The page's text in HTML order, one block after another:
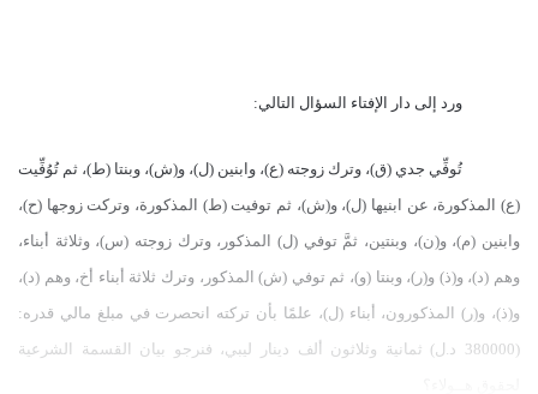
ورد إلى دار الإفتاء السؤال التالي:
تُوفِّي جدي (ق)، وترك زوجته (ع)، وابنين (ل)، و(ش)، وبنتا (ط)، ثم تُوُفِّيت
(ع) المذكورة، عن ابنيها (ل)، و(ش)، ثم توفيت (ط) المذكورة، وتركت زوجها (ح)،
وابنين (م)، و(ن)، وبنتين، ثمَّ توفي (ل) المذكور، وترك زوجته (س)، وثلاثة أبناء،
وهم (د)، و(ذ) و(ر)، وبنتا (و)، ثم توفي (ش) المذكور، وترك ثلاثة أبناء أخ، وهم (د)،
و(ذ)، و(ر) المذكورون، أبناء (ل)، علمًا بأن تركته انحصرت في مبلغ مالي قدره:
(380000 د.ل) ثمانية وثلاثون ألف دينار ليبي، فنرجو بيان القسمة الشرعية